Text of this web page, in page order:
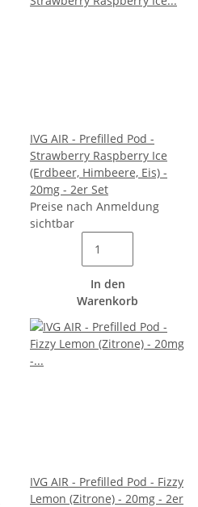
IVG AIR - Prefilled Pod -
Strawberry Raspberry Ice
(Erdbeer, Himbeere, Eis) -
20mg - 2er Set
Preise nach Anmeldung
sichtbar
In den
Warenkorb
IVG AIR - Prefilled Pod - Fizzy
Lemon (Zitrone) - 20mg - 2er